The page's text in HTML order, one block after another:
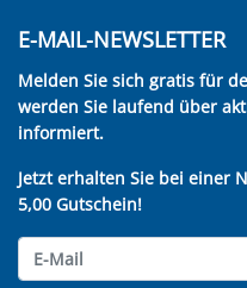
E-MAIL-NEWSLETTER
Melden Sie sich gratis für
werden Sie laufend über
informiert.
Jetzt erhalten Sie bei einer
5,00 Gutschein!